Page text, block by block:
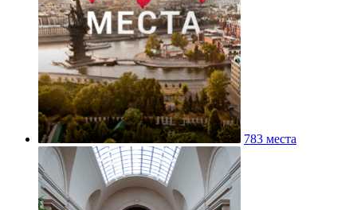
783 места